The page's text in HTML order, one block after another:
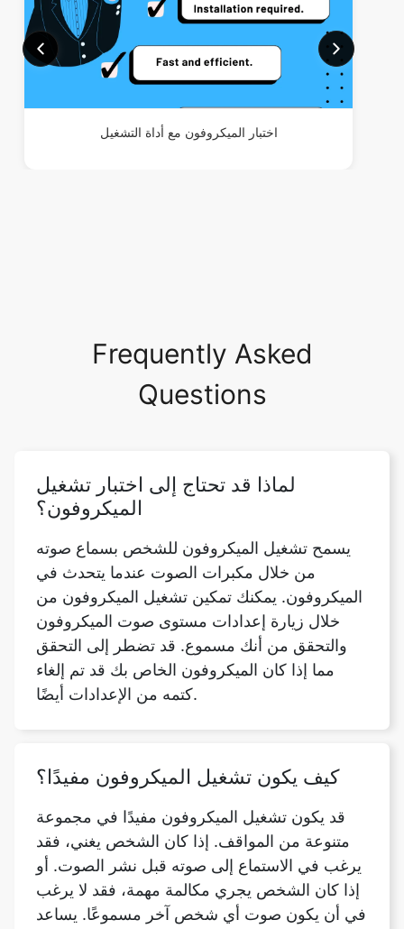
اختبار الميكروفون مع أداة التشغيل
Frequently Asked
Questions
لماذا قد تحتاج إلى اختبار تشغيل
الميكروفون؟
يسمح تشغيل الميكروفون للشخص بسماع صوته
من خلال مكبرات الصوت عندما يتحدث في
الميكروفون. يمكنك تمكين تشغيل الميكروفون من
خلال زيارة إعدادات مستوى صوت الميكروفون
والتحقق من أنك مسموع. قد تضطر إلى التحقق
مما إذا كان الميكروفون الخاص بك قد تم إلغاء
كتمه من الإعدادات أيضًا.
كيف يكون تشغيل الميكروفون مفيدًا؟
قد يكون تشغيل الميكروفون مفيدًا في مجموعة
متنوعة من المواقف. إذا كان الشخص يغني، فقد
يرغب في الاستماع إلى صوته قبل نشر الصوت. أو
إذا كان الشخص يجري مكالمة مهمة، فقد لا يرغب
في أن يكون صوت أي شخص آخر مسموعًا. يساعد